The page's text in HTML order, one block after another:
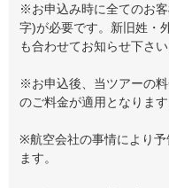
※お申込み時に全てのお
字)が必要です。新旧姓・
も合わせてお知らせ下さい
※お申込後、当ツアーの
のご料金が適用となります
※航空会社の事情により予
ます。